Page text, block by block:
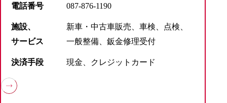
電話番号 087-876-1190
施設、
サービス
新車・中古車販売、車検、点検、
一般整備、鈑金修理受付
決済手段 現金、クレジットカード